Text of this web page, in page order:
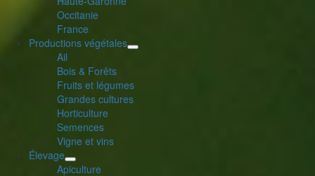
le
menu
enfant
Occitanie
France
Productions végétales
déplier
menu
enfant
Ail
Bois & Forêts
Fruits et légumes
Grandes cultures
Horticulture
Semences
Vigne et vins
Élevage
déplier
Apiculture